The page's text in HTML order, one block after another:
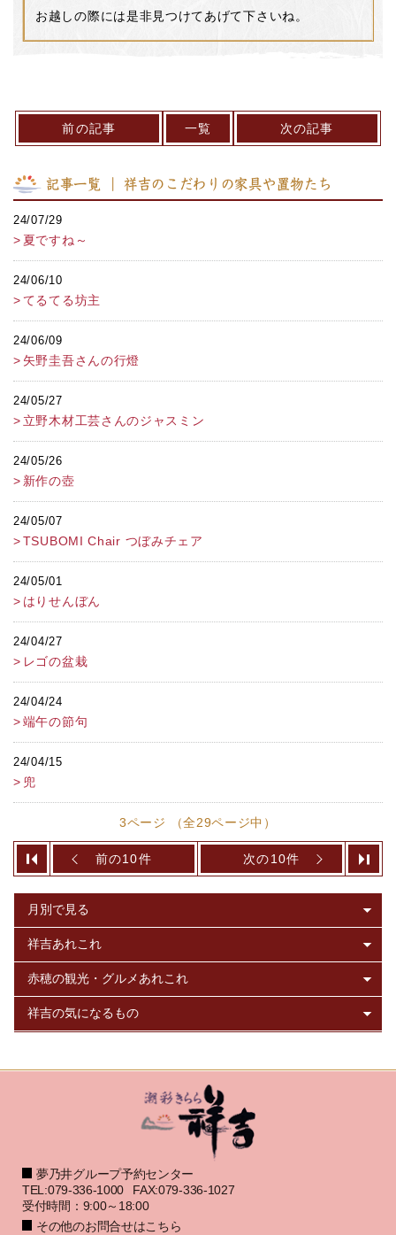
お越しの際には是非見つけてあげて下さいね。
前の記事 一覧 次の記事
記事一覧 ｜ 祥吉のこだわりの家具や置物たち
24/07/29
夏ですね～
24/06/10
てるてる坊主
24/06/09
矢野圭吾さんの行燈
24/05/27
立野木材工芸さんのジャスミン
24/05/26
新作の壺
24/05/07
TSUBOMI Chair つぼみチェア
24/05/01
はりせんぼん
24/04/27
レゴの盆栽
24/04/24
端午の節句
24/04/15
兜
3ページ （全29ページ中）
前の10件 次の10件
夢乃井グループ予約センター
TEL:079-336-1000
FAX:079-336-1027
受付時間：9:00～18:00
その他のお問合せはこちら